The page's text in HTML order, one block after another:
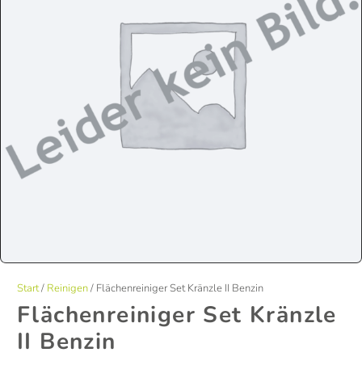
Start/ Reinigen/ Flächenreiniger Set Kränzle II Benzin
Flächenreiniger Set Kränzle
II Benzin